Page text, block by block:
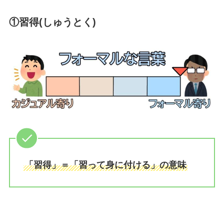
①習得(しゅうとく)
「習得」＝「習って身に付ける」の意味